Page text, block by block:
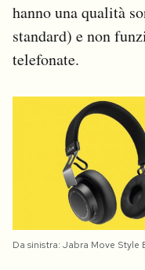
hanno una qualità
standard) e non
telefonate.
Da sinistra: Jabra Move